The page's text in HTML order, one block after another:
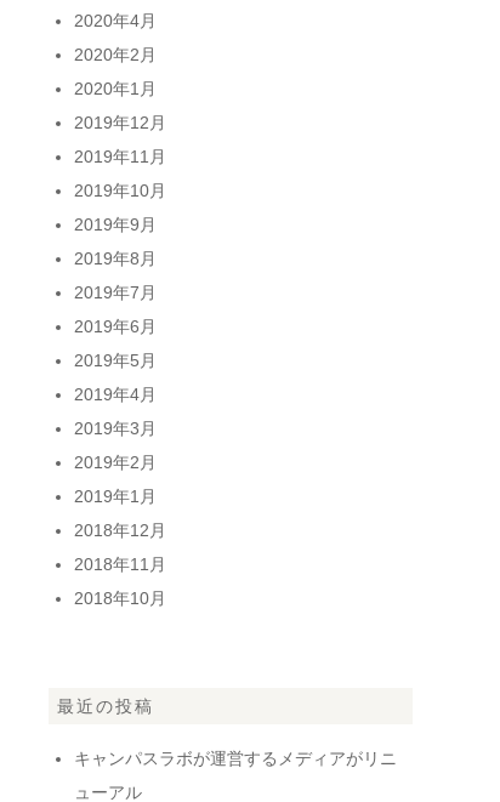
2020年4月
2020年2月
2020年1月
2019年12月
2019年11月
2019年10月
2019年9月
2019年8月
2019年7月
2019年6月
2019年5月
2019年4月
2019年3月
2019年2月
2019年1月
2018年12月
2018年11月
2018年10月
最近の投稿
キャンパスラボが運営するメディアがリニ
ューアル